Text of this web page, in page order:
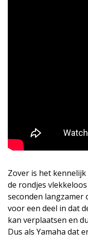
Zover is het
de rondjes
seconden langzamer
voor een deel in dat
kan verplaatsen en
Dus als Yamaha dat